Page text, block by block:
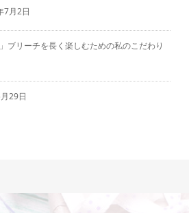
7月2日
ブリーチを長く楽しむための私のこだわり
29日